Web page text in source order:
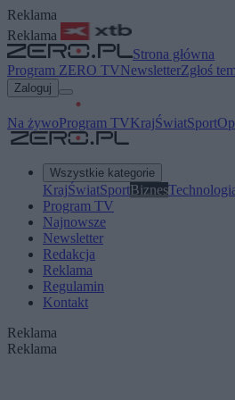
Reklama
Reklama
Strona główna
Program ZERO TVNewsletterZgłoś
Zaloguj
Na żywoProgram TVKrajŚwiatSport
Wszystkie kategorie
KrajŚwiatSportBiznes
Program TV
Najnowsze
Newsletter
Redakcja
Reklama
Regulamin
Kontakt
Reklama
Reklama